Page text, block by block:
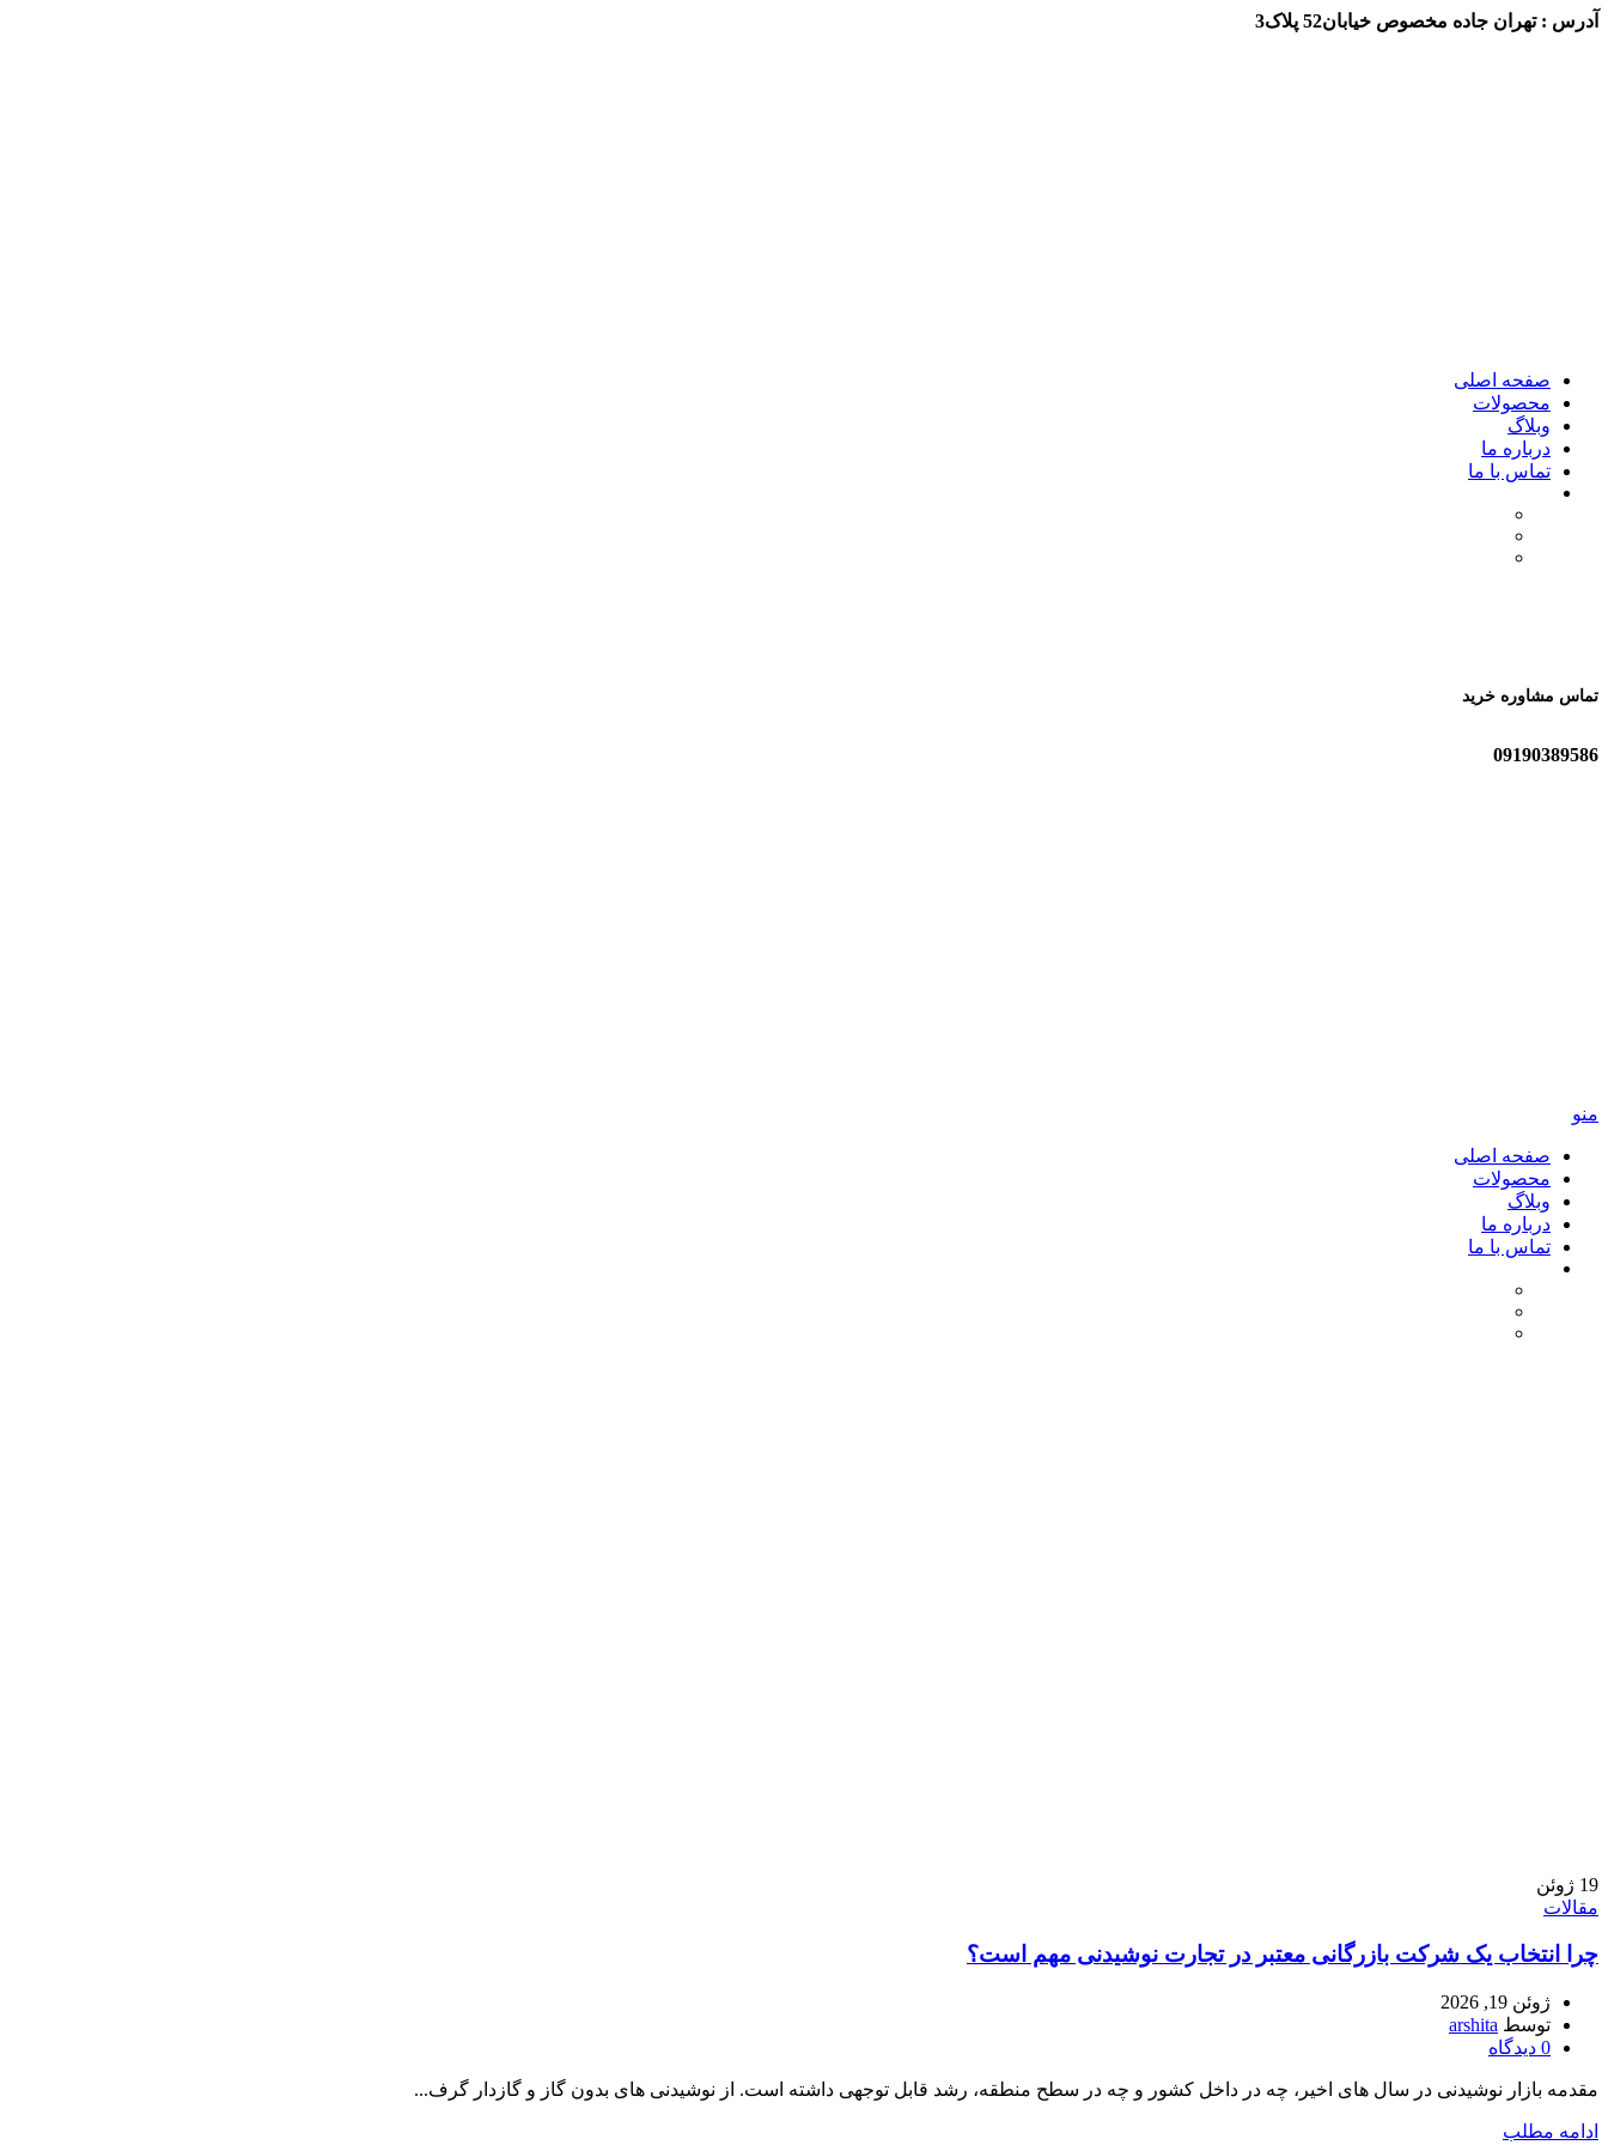
آدرس : تهران جاده مخصوص خیابان52 پلاک3
صفحه اصلی
محصولات
وبلاگ
درباره ما
تماس با ما
تماس مشاوره خرید
09190389586
منو
صفحه اصلی
محصولات
وبلاگ
درباره ما
تماس با ما
19 ژوئن
مقالات
چرا انتخاب یک شرکت بازرگانی معتبر در تجارت نوشیدنی مهم است؟
ژوئن 19, 2026
توسط arshita
0 دیدگاه
مقدمه بازار نوشیدنی در سال های اخیر، چه در داخل کشور و چه در سطح منطقه، رشد قابل توجهی داشته است. از نوشیدنی های بدون گاز و گازدار گرف...
ادامه مطلب